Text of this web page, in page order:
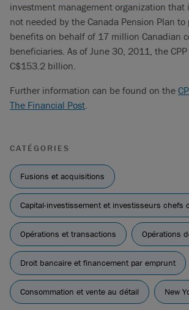
investment management organization that
not needed by the Canada Pension Plan to
benefits on behalf of 17 million Canadian
beneficiaries. As of June 30, 2011, the
C$153.2 billion.
Further information can be found on the
The Financial Post.
CATÉGORIES
Fusions et acquisitions
Capital-investissement et investisseurs chefs
Opérations et transactions Opérations
Droit bancaire et financement par emprunt
Consommation et vente au détail New